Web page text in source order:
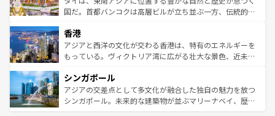
覧を参照してほしい。
醸し出している。また、バラエティの豊かさとおいしさで
とつ。フォーやバインミー、ベトナムコーヒーなどは、ぜ
ひ現地で味わいたい。どの地域を訪れてもあたたかい人々
が旅行者を迎えてくれるので、きっと忘れられない旅にな
参照してほしい。
国だ。首都バンコクは高層ビルが立ち並ぶ一方、伝統的な
の活気が交差している。北部ではチェンマイなどの山岳地
帯で自然と触れ合い、南部ではプーケットやクラビの美し
いビーチでリゾート気分を楽しむことができる。タイ料理
激する。気候は一年中温暖で、どの季節にも異なる楽しみ
が待っている。親しみやすいタイの人々、仏教を中心とし
た文化、そして多様な観光資源が、訪れる旅人を魅了し続
香港
アジアと西洋の文化が交わる香港は、特有のエネルギーを
もっている。ヴィクトリア湾に広がる壮大な景色、近未来
み、どこを訪れても感動するはず。観光スポットが密集し
ており、効率よく見どころを回れるのも魅力。息をのむよ
うな絶景から文化的な体験まで、香港を存分に楽しみ尽く
シンガポール
アジアの交差点として多文化が融合した独自の魅力を放つ
シンガポール。未来的な建築物が並ぶマリーナベイ、歴史